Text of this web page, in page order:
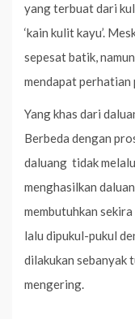
yang terbuat dari
‘kain kulit kayu’.
sepesat batik,
mendapat perhatian
Yang khas dari
Berbeda dengan
daluang tidak
menghasilkan
membutuhkan
lalu dipukul-pukul
dilakukan sebanyak
mengering.